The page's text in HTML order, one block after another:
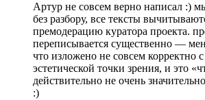
Артур не совсем верно написал :)
без разбору, все тексты
премодерацию куратора проекта.
переписывается существенно —
что изложено не совсем корректно
эстетической точки зрения, и это
действительно не очень
:)